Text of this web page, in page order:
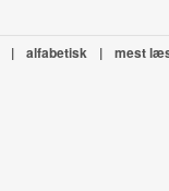
| alfabetisk | mest